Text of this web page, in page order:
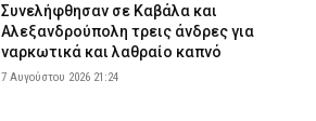
Συνελήφθησαν σε Καβάλα και
Αλεξανδρούπολη τρεις άνδρες για
ναρκωτικά και λαθραίο καπνό
7 Αυγούστου 2026 21:24